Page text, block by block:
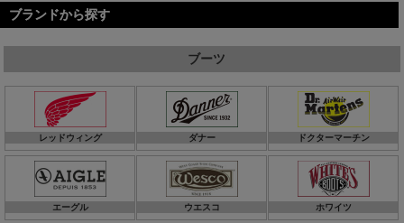
ブランドから探す
ブーツ
レッドウィング
エーグル
ダナー
ウエスコ
ドクターマーチン
ホワイツ